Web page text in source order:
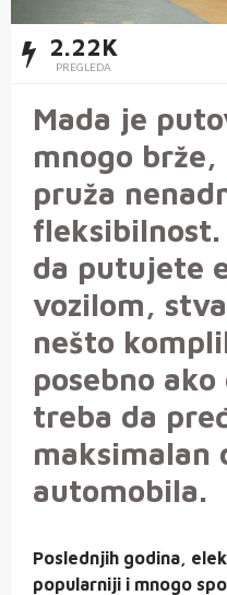
2.22K
PREGLEDA
Mada je
mnogo
pruža
da putujete
vozilom,
nešto
posebno
treba da
maksimalan
automobila.
Poslednjih godina,
popularniji i mnogo